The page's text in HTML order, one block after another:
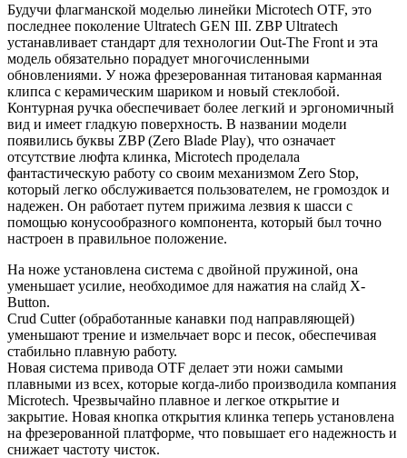
Будучи флагманской моделью линейки Microtech OTF, это
последнее поколение Ultratech GEN III. ZBP Ultratech
устанавливает стандарт для технологии Out-The Front и эта
модель обязательно порадует многочисленными
обновлениями. У ножа фрезерованная титановая карманная
клипса с керамическим шариком и новый стеклобой.
Контурная ручка обеспечивает более легкий и эргономичный
вид и имеет гладкую поверхность. В названии модели
появились буквы ZBP (Zero Blade Play), что означает
отсутствие люфта клинка, Microtech проделала
фантастическую работу со своим механизмом Zero Stop,
который легко обслуживается пользователем, не громоздок и
надежен. Он работает путем прижима лезвия к шасси с
помощью конусообразного компонента, который был точно
настроен в правильное положение.
На ноже установлена система с двойной пружиной, она
уменьшает усилие, необходимое для нажатия на слайд X-
Button.
Crud Cutter (обработанные канавки под направляющей)
уменьшают трение и измельчает ворс и песок, обеспечивая
стабильно плавную работу.
Новая система привода OTF делает эти ножи самыми
плавными из всех, которые когда-либо производила компания
Microtech. Чрезвычайно плавное и легкое открытие и
закрытие. Новая кнопка открытия клинка теперь установлена
на фрезерованной платформе, что повышает его надежность и
снижает частоту чисток.